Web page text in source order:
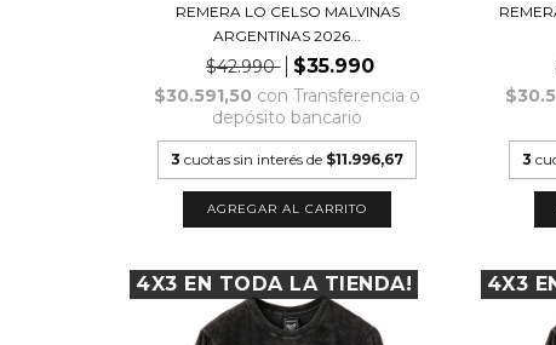
REMERA LO CELSO MALVINAS
ARGENTINAS 2026...
$42.990 $35.990
$30.591,50 con Transferencia o
depósito bancario
3 cuotas sin interés de $11.996,67
AGREGAR AL CARRITO
3
4X3 EN TODA LA TIENDA! 4X3